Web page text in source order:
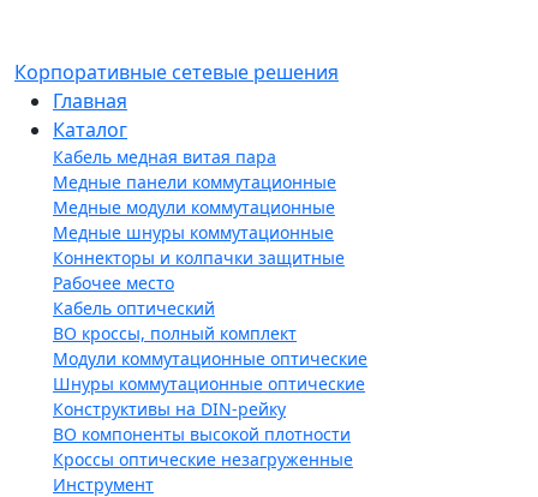
Корпоративные сетевые решения
Главная
Каталог
Кабель медная витая пара
Медные панели коммутационные
Медные модули коммутационные
Медные шнуры коммутационные
Коннекторы и колпачки защитные
Рабочее место
Кабель оптический
ВО кроссы, полный комплект
Модули коммутационные оптические
Шнуры коммутационные оптические
Конструктивы на DIN-рейку
ВО компоненты высокой плотности
Кроссы оптические незагруженные
Инструмент